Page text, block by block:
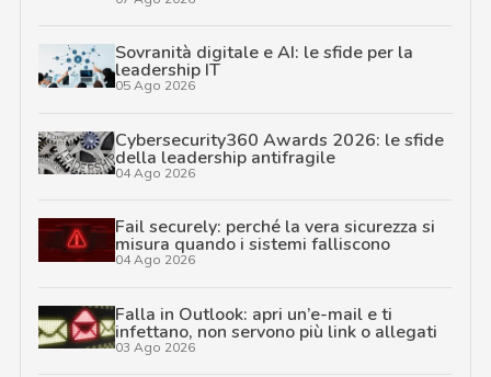
Sovranità digitale e AI: le sfide per la
leadership IT
05 Ago 2026
Cybersecurity360 Awards 2026: le sfide
della leadership antifragile
04 Ago 2026
Fail securely: perché la vera sicurezza si
misura quando i sistemi falliscono
04 Ago 2026
Falla in Outlook: apri un’e-mail e ti
infettano, non servono più link o allegati
03 Ago 2026